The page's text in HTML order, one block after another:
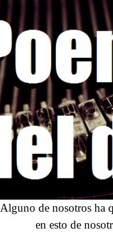
Alguno de nosotros ha
en esto de